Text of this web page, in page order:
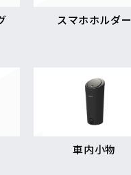
スマホホルダー
車内小物